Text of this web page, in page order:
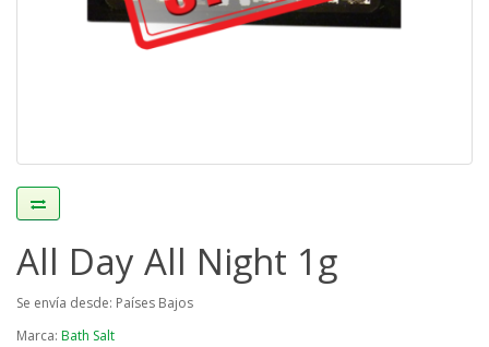
All Day All Night 1g
Se envía desde: Países Bajos
Marca: Bath Salt